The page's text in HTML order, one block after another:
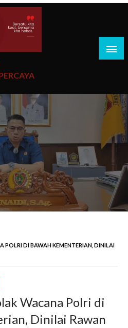
POLRI DI BAWAH KEMENTERIAN, DINILAI
Wacana Polri di
Dinilai Rawan